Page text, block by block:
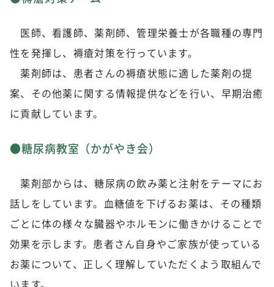
医師、看護師、薬剤師、管理栄養士が各職種の専門
性を発揮し、褥瘡対策を行っています。
薬剤師は、患者さんの褥瘡状態に適した薬剤の提
案、その他薬に関する情報提供などを行い、早期治癒
に貢献しています。
●糖尿病教室（かがやき会）
薬剤部からは、糖尿病の飲み薬と注射をテーマにお
話しをしています。血糖値を下げるお薬は、その種類
ごとに体の様々な臓器やホルモンに働きかけることで
効果を示します。患者さん自身やご家族が使っている
お薬について、正しく理解していただくよう取組んで
います。